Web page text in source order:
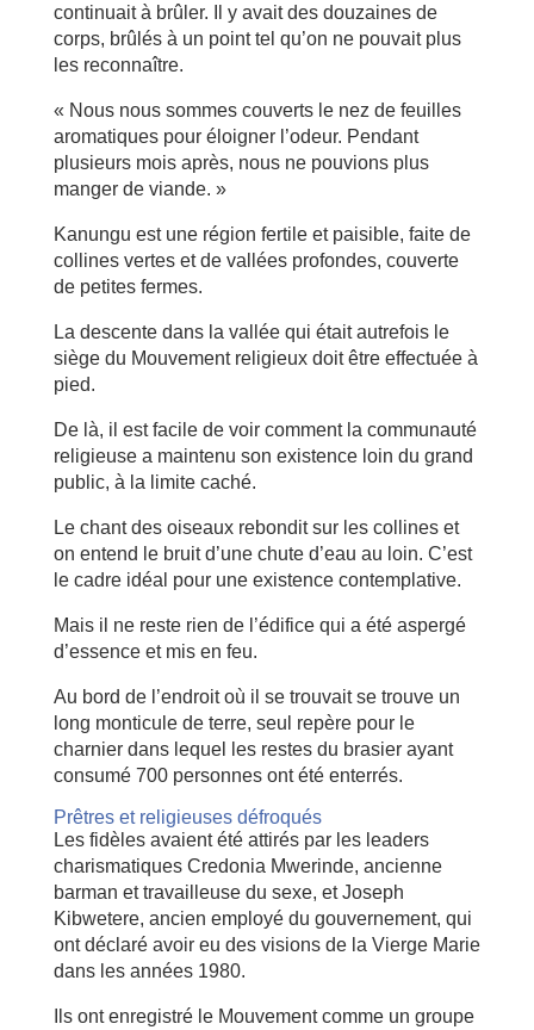
continuait à brûler. Il y avait des douzaines de
corps, brûlés à un point tel qu’on ne pouvait plus
les reconnaître.
« Nous nous sommes couverts le nez de feuilles
aromatiques pour éloigner l’odeur. Pendant
plusieurs mois après, nous ne pouvions plus
manger de viande. »
Kanungu est une région fertile et paisible, faite de
collines vertes et de vallées profondes, couverte
de petites fermes.
La descente dans la vallée qui était autrefois le
siège du Mouvement religieux doit être effectuée à
pied.
De là, il est facile de voir comment la communauté
religieuse a maintenu son existence loin du grand
public, à la limite caché.
Le chant des oiseaux rebondit sur les collines et
on entend le bruit d’une chute d’eau au loin. C’est
le cadre idéal pour une existence contemplative.
Mais il ne reste rien de l’édifice qui a été aspergé
d’essence et mis en feu.
Au bord de l’endroit où il se trouvait se trouve un
long monticule de terre, seul repère pour le
charnier dans lequel les restes du brasier ayant
consumé 700 personnes ont été enterrés.
Prêtres et religieuses défroqués
Les fidèles avaient été attirés par les leaders
charismatiques Credonia Mwerinde, ancienne
barman et travailleuse du sexe, et Joseph
Kibwetere, ancien employé du gouvernement, qui
ont déclaré avoir eu des visions de la Vierge Marie
dans les années 1980.
Ils ont enregistré le Mouvement comme un groupe